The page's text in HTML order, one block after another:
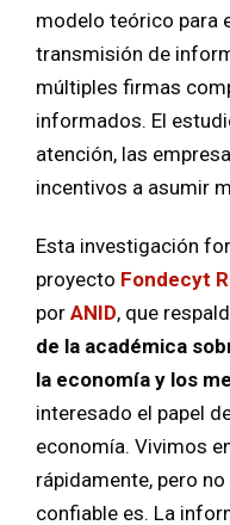
modelo teórico para
transmisión de
múltiples firmas
informados. El
atención, las
incentivos a asumir
Esta investigación
proyecto Fondecyt
por ANID, que
de la académica
la economía y los
interesado el papel
economía. Vivimos
rápidamente, pero
confiable es. La